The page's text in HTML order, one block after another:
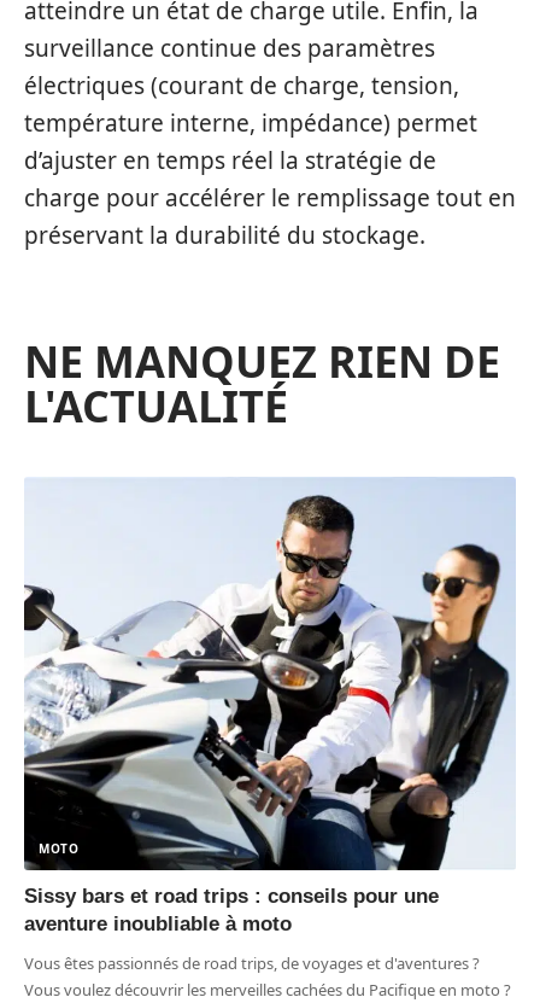
atteindre un état de charge utile. Enfin, la
surveillance continue des paramètres
électriques (courant de charge, tension,
température interne, impédance) permet
d’ajuster en temps réel la stratégie de
charge pour accélérer le remplissage tout en
préservant la durabilité du stockage.
NE MANQUEZ RIEN DE
L'ACTUALITÉ
MOTO
Sissy bars et road trips : conseils pour une
aventure inoubliable à moto
Vous êtes passionnés de road trips, de voyages et d'aventures ?
Vous voulez découvrir les merveilles cachées du Pacifique en moto ?